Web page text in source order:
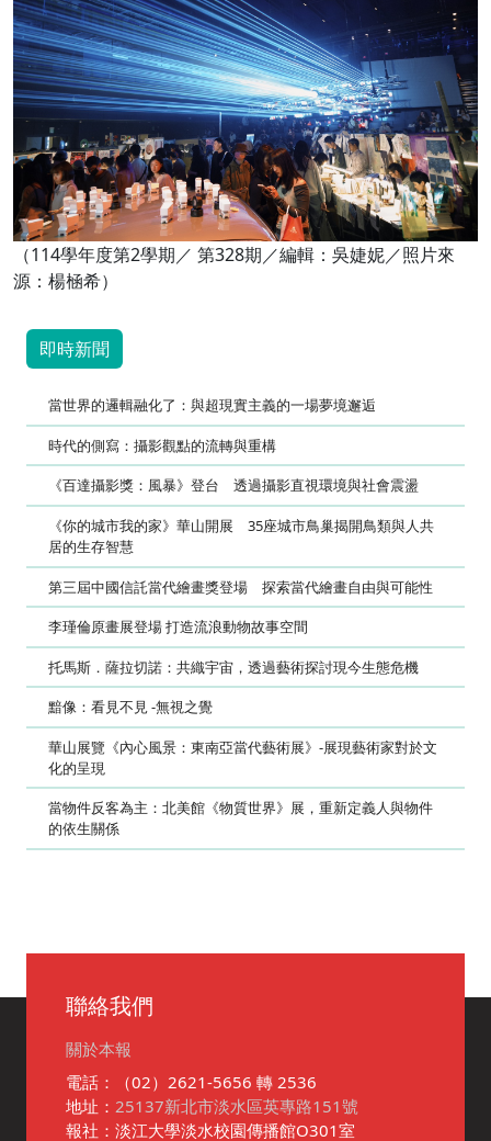
（114學年度第2學期／ 第328期／編輯：吳婕妮／照片來
源：楊㮀希）
即時新聞
當世界的邏輯融化了：與超現實主義的一場夢境邂逅
時代的側寫：攝影觀點的流轉與重構
《百達攝影獎：風暴》登台 透過攝影直視環境與社會震盪
《你的城市我的家》華山開展 35座城市鳥巢揭開鳥類與人共
居的生存智慧
第三屆中國信託當代繪畫獎登場 探索當代繪畫自由與可能性
李瑾倫原畫展登場 打造流浪動物故事空間
托馬斯．薩拉切諾：共織宇宙，透過藝術探討現今生態危機
黯像：看見不見 -無視之覺
華山展覽《內心風景：東南亞當代藝術展》-展現藝術家對於文
化的呈現
當物件反客為主：北美館《物質世界》展，重新定義人與物件
的依生關係
聯絡我們
關於本報
電話：（02）2621-5656 轉 2536
地址： 25137新北市淡水區英專路151號
報社：淡江大學淡水校園傳播館O301室